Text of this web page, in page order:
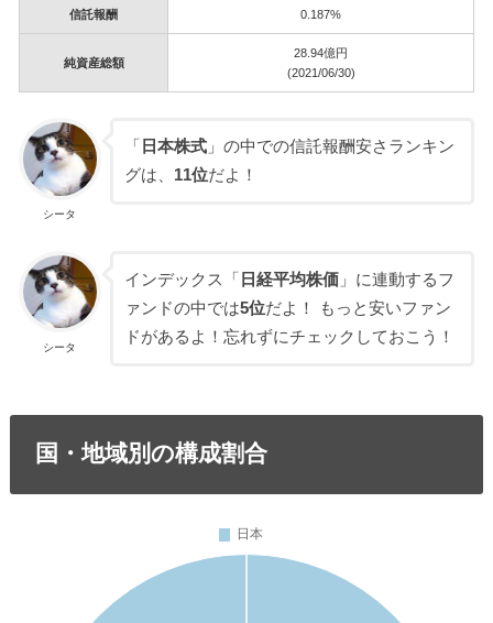
信託報酬 0.187%
純資産総額
28.94億円
(2021/06/30)
シータ
「 日本株式 」の中での信託報酬安さランキン
グは、 11位だよ！
シータ
インデックス「 日経平均株価 」に連動するフ
ァンドの中では5位だよ！ もっと安いファン
ドがあるよ！忘れずにチェックしておこう！
国・地域別の構成割合